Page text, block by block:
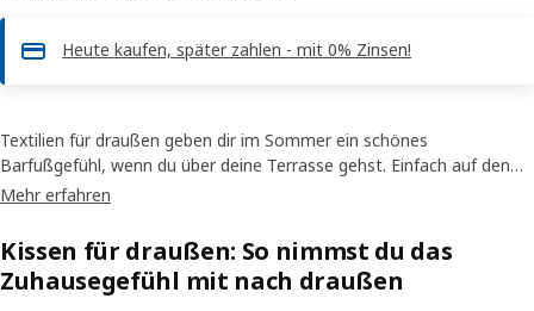
Heute kaufen, später zahlen - mit 0% Zinsen!
Textilien für draußen geben dir im Sommer ein schönes
Barfußgefühl, wenn du über deine Terrasse gehst. Einfach auf den
kalten Platten oder Fliesen auslegen und schon schaut es gemütlich
werden Auflagen nicht nass, wenn es regnet.
Mehr erfahren
Kissen für draußen: So nimmst du das
Zuhausegefühl mit nach draußen